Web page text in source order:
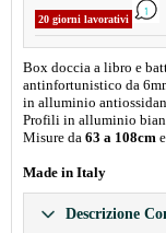
20 giorni lavorativi
Box doccia a libro e
antinfortunistico da
in alluminio
Profili in alluminio
Misure da 63 a 108cm
Made in Italy
Descrizione